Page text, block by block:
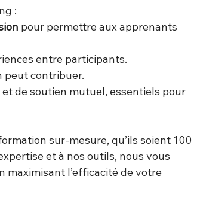
:
pour permettre aux apprenants
entre participants.
peut contribuer.
de soutien mutuel, essentiels pour
sur-mesure, qu’ils soient 100
et à nos outils, nous vous
maximisant l’efficacité de votre